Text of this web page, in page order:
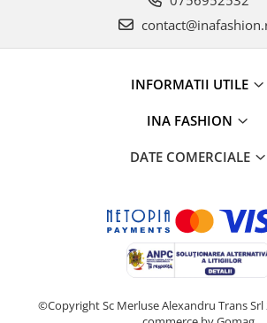
INFORMATII UTILE
INA FASHION
DATE COMERCIALE
©Copyright Sc Merluse Alexandru Trans Srl